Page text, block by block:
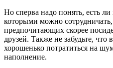
Но сперва надо понять, есть
которыми можно
предпочитающих скорее
друзей. Также не забудьте, что
хорошенько потратиться на
наполнение.